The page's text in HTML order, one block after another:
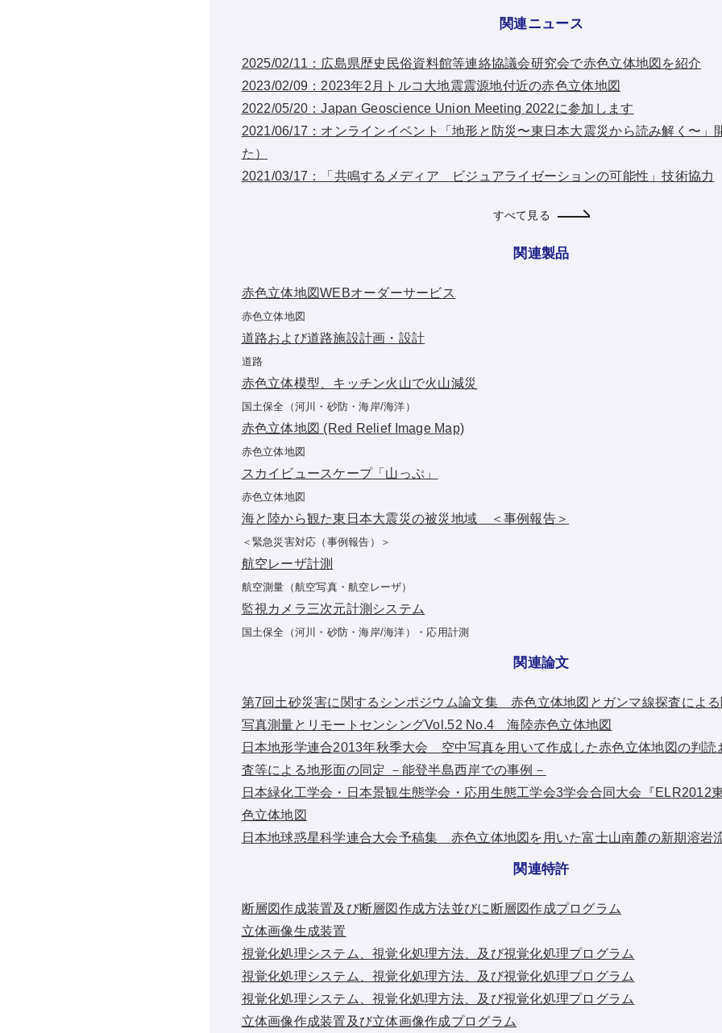
関連ニュース
2025/02/11：広島県歴史民俗資料館等連絡協議会研究会で赤色立体地図を紹介
2023/02/09：2023年2月トルコ大地震震源地付近の赤色立体地図
2022/05/20：Japan Geoscience Union Meeting 2022に参加します
2021/06/17：オンラインイベント「地形と防災〜東日本大震災から読み解く〜」
た）
2021/03/17：「共鳴するメディア ビジュアライゼーションの可能性」技術協力
すべて見る
関連製品
赤色立体地図WEBオーダーサービス
赤色立体地図
道路および道路施設計画・設計
道路
赤色立体模型、キッチン火山で火山減災
国土保全（河川・砂防・海岸/海洋）
赤色立体地図 (Red Relief Image Map)
赤色立体地図
スカイビュースケープ「山っぷ」
赤色立体地図
海と陸から観た東日本大震災の被災地域 ＜事例報告＞
＜緊急災害対応（事例報告）＞
航空レーザ計測
航空測量（航空写真・航空レーザ）
監視カメラ三次元計測システム
国土保全（河川・砂防・海岸/海洋）・応用計測
関連論文
第7回土砂災害に関するシンポジウム論文集 赤色立体地図とガンマ線探査によ
写真測量とリモートセンシングVol.52 No.4 海陸赤色立体地図
日本地形学連合2013年秋季大会 空中写真を用いて作成した赤色立体地図の判読
査等による地形面の同定 －能登半島西岸での事例－
日本緑化工学会・日本景観生態学会・応用生態工学会3学会合同大会『
色立体地図
日本地球惑星科学連合大会予稿集 赤色立体地図を用いた富士山南麓の新期溶岩
関連特許
断層図作成装置及び断層図作成方法並びに断層図作成プログラム
立体画像生成装置
視覚化処理システム、視覚化処理方法、及び視覚化処理プログラム
視覚化処理システム、視覚化処理方法、及び視覚化処理プログラム
視覚化処理システム、視覚化処理方法、及び視覚化処理プログラム
立体画像作成装置及び立体画像作成プログラム